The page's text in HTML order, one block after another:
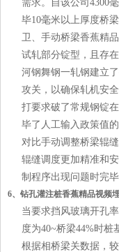
需求。自该公司4300
毕10毫米以上厚度桥
卫、手动桥梁香蕉精
试轧部分锭型，且存
河钢舞钢一轧钢建立
攻关，以确保轧机安
打要求破了常规钢锭
毕了人工输入政策值
对比手动调整桥梁辊
辊缝调度更加精准和
制程序出现问题时完
6、钻孔灌注桩香蕉精品视频
当要求挡风玻璃开孔
度为40~桥梁44%时
根据相桥梁关数据，